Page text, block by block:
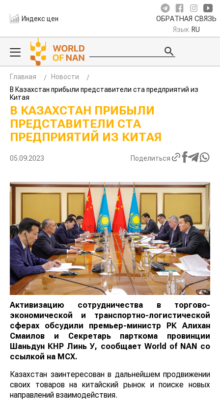
Индекс цен ОБРАТНАЯ СВЯЗЬ
Язык RU
Главная
Новости
В Казахстан прибыли представители ста предприятий из
Китая
В КАЗАХСТАН ПРИБЫЛИ
ПРЕДСТАВИТЕЛИ СТА
ПРЕДПРИЯТИЙ ИЗ КИТАЯ
05.09.2023 Поделиться
Активизацию сотрудничества в торгово-
экономической и транспортно-логистической
сферах обсудили премьер-министр РК Алихан
Смаилов и Секретарь парткома провинции
Шаньдун КНР Линь У, сообщает World of NAN со
ссылкой на МСХ.
Казахстан заинтересован в дальнейшем продвижении
своих товаров на китайский рынок и поиске новых
направлений взаимодействия.